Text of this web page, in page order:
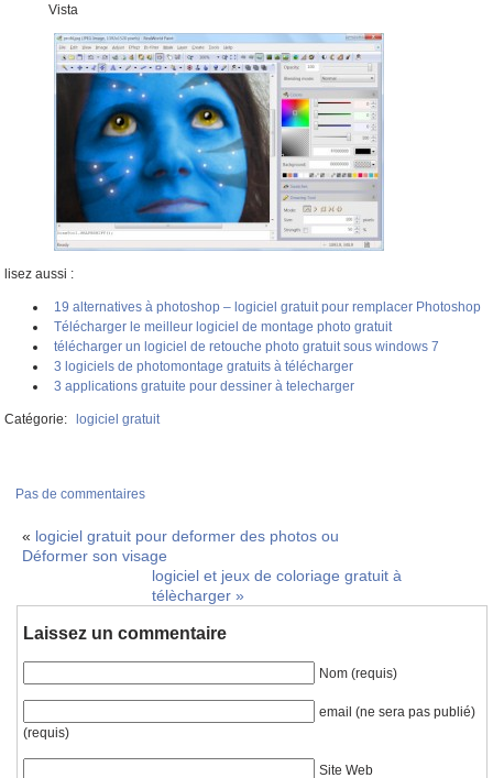
Vista
lisez aussi :
19 alternatives à photoshop – logiciel gratuit pour remplacer Photoshop
Télécharger le meilleur logiciel de montage photo gratuit
télécharger un logiciel de retouche photo gratuit sous windows 7
3 logiciels de photomontage gratuits à télécharger
3 applications gratuite pour dessiner à telecharger
Catégorie: logiciel gratuit
Pas de commentaires
« logiciel gratuit pour deformer des photos ou
Déformer son visage
logiciel et jeux de coloriage gratuit à
télècharger »
Laissez un commentaire
Nom (requis)
email (ne sera pas publié)
(requis)
Site Web